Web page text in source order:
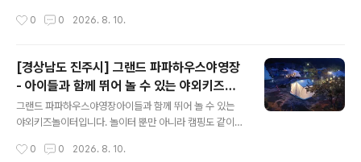
으로 프라이빗하게 이용할 수 있으며, 침대와 냉난방시설,
을 갖추고 있어 캠핑 장비 없이도 편안한 휴식을 즐길 수 있
습니다. 객실마다 개별 바비큐 공간이 마련되어 있으며, 밤
에는 감성적인 불멍을 즐기며 특별한 추억을 만들 수 있습
니다. 여름에는 아이들이 즐길 수 있는 물놀이 시설을 운영
하며, 계절별로 복숭아·사과 수확 체험 등 다양한 농촌 체험
친구들과의 모임은 물론 조용한 힐링 여행을 원하는 분들
0 0 2026. 8. 10.
[경상남도 진주시] 그랜드 파파하우스야영장
- 아이들과 함께 뛰어 놀 수 있는 야외키즈카
페, 놀이터, 동물 먹이 체험 등 다양한 놀이를
즐길 수 있고 낭만적인 캠핑까지 즐길 수 있는
그랜드 파파 하우스!
그랜드 파파하우스야영장아이들과 함께 뛰어 놀 수 있는
야외키즈놀이터입니다. 놀이터 뿐만 아니라 캠핑도 같이
533 - 전화 : 010-5243-5527 - 홈페이지 : 바로가기 -
0 0 2026. 8. 10.